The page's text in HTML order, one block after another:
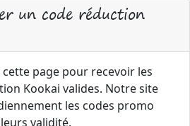
un code réduction
page pour recevoir les
Kookai valides. Notre site
les codes promo
validité.